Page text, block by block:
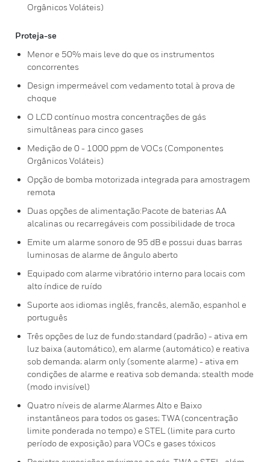
Orgânicos Voláteis)
Proteja-se
Menor e 50% mais leve do que os instrumentos
concorrentes
Design impermeável com vedamento total à prova de
choque
O LCD contínuo mostra concentrações de gás
simultâneas para cinco gases
Medição de 0 - 1000 ppm de VOCs (Componentes
Orgânicos Voláteis)
Opção de bomba motorizada integrada para amostragem
remota
Duas opções de alimentação:Pacote de baterias AA
alcalinas ou recarregáveis com possibilidade de troca
Emite um alarme sonoro de 95 dB e possui duas barras
luminosas de alarme de ângulo aberto
Equipado com alarme vibratório interno para locais com
alto índice de ruído
Suporte aos idiomas inglês, francês, alemão, espanhol e
português
Três opções de luz de fundo:standard (padrão) - ativa em
luz baixa (automático), em alarme (automático) e reativa
sob demanda; alarm only (somente alarme) - ativa em
condições de alarme e reativa sob demanda; stealth mode
(modo invisível)
Quatro níveis de alarme:Alarmes Alto e Baixo
instantâneos para todos os gases; TWA (concentração
limite ponderada no tempo) e STEL (limite para curto
período de exposição) para VOCs e gases tóxicos